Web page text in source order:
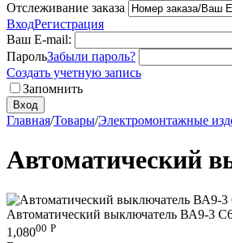
Отслеживание заказа
ВходРегистрация
Ваш E-mail:
ПарольЗабыли пароль?
Создать учетную запись
Запомнить
Вход
Главная/Товары/Электромонтажные
Автоматический
Автоматический выключатель ВА9-3
1,08000 Р